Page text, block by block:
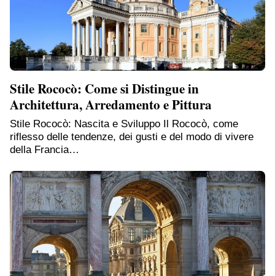
Stile Rococò: Come si Distingue in
Architettura, Arredamento e Pittura
Stile Rococò: Nascita e Sviluppo Il Rococò, come
riflesso delle tendenze, dei gusti e del modo di vivere
della Francia…